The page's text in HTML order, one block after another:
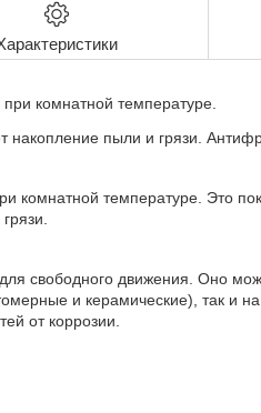
при комнатной температуре.
накопление пыли и грязи.
комнатной температуре. Это
свободного движения. Оно
и керамические), так и
от коррозии.